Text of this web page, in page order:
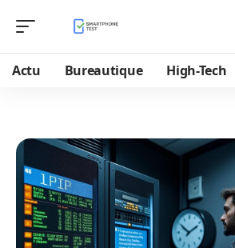
Actu Bureautique High-Tech